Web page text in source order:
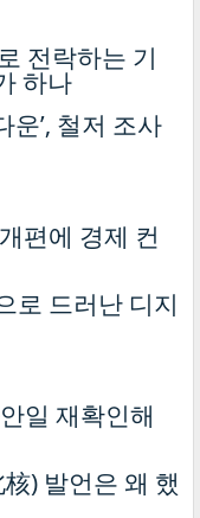
전락하는 기
하나
운’, 철저 조사
편에 경제 컨
로 드러난 디지
일 재확인해
) 발언은 왜 했